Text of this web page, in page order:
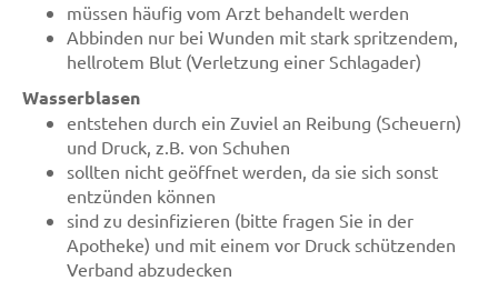
müssen häufig vom Arzt behandelt werden
Abbinden nur bei Wunden mit stark spritzendem,
hellrotem Blut (Verletzung einer Schlagader)
Wasserblasen
entstehen durch ein Zuviel an Reibung (Scheuern)
und Druck, z.B. von Schuhen
sollten nicht geöffnet werden, da sie sich sonst
entzünden können
sind zu desinfizieren (bitte fragen Sie in der
Apotheke) und mit einem vor Druck schützenden
Verband abzudecken